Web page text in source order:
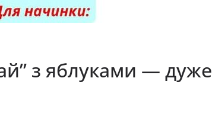
з яблуками — дуже